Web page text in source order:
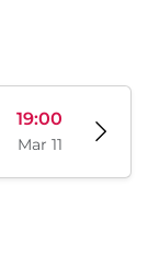
19:00
Mar 11